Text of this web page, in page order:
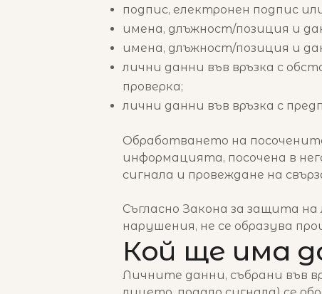
подпис, електронен подпис
имена, длъжност/позиция и
имена, длъжност/позиция и
лични данни във връзка с
проверка;
лични данни във връзка с
Обработването на
информацията, посочена в
сигнала и провеждане на
Съгласно Закона за защита
нарушения, не се образува
Кой ще има
Личните данни, събрани във